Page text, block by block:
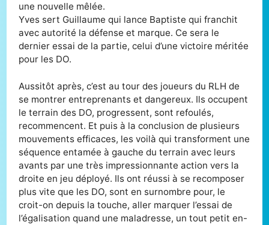
une nouvelle mêlée.
Yves sert Guillaume qui lance Baptiste qui franchit
avec autorité la défense et marque. Ce sera le
dernier essai de la partie, celui d’une victoire méritée
pour les DO.
Aussitôt après, c’est au tour des joueurs du RLH de
se montrer entreprenants et dangereux. Ils occupent
le terrain des DO, progressent, sont refoulés,
recommencent. Et puis à la conclusion de plusieurs
mouvements efficaces, les voilà qui transforment une
séquence entamée à gauche du terrain avec leurs
avants par une très impressionnante action vers la
droite en jeu déployé. Ils ont réussi à se recomposer
plus vite que les DO, sont en surnombre pour, le
croit-on depuis la touche, aller marquer l’essai de
l’égalisation quand une maladresse, un tout petit en-